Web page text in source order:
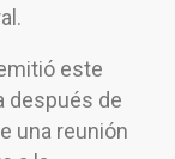
este
después de
una reunión